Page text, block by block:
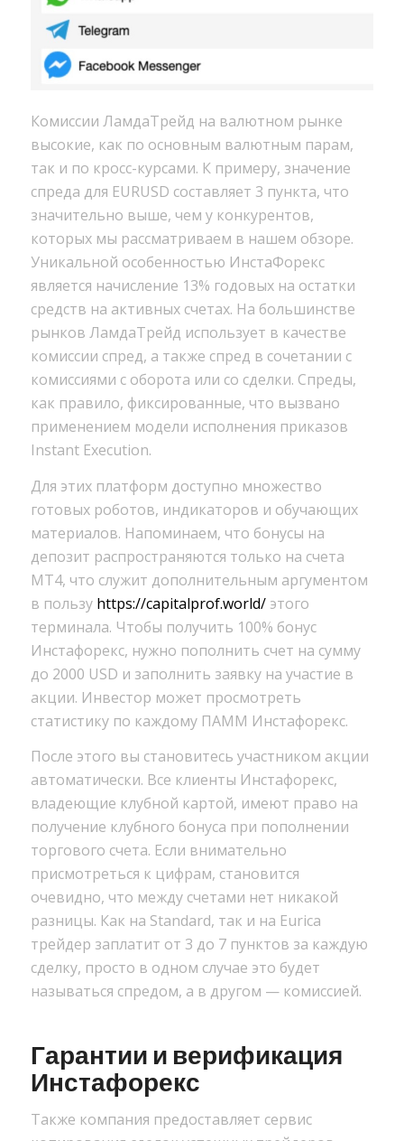
Комиссии ЛамдаТрейд на валютном рынке
высокие, как по основным валютным парам,
так и по кросс-курсами. К примеру, значение
спреда для EURUSD составляет 3 пункта, что
значительно выше, чем у конкурентов,
которых мы рассматриваем в нашем обзоре.
Уникальной особенностью ИнстаФорекс
является начисление 13% годовых на остатки
средств на активных счетах. На большинстве
рынков ЛамдаТрейд использует в качестве
комиссии спред, а также спред в сочетании с
комиссиями с оборота или со сделки. Спреды,
как правило, фиксированные, что вызвано
применением модели исполнения приказов
Instant Execution.
Для этих платформ доступно множество
готовых роботов, индикаторов и обучающих
материалов. Напоминаем, что бонусы на
депозит распространяются только на счета
MT4, что служит дополнительным аргументом
в пользу https://capitalprof.world/этого
терминала. Чтобы получить 100% бонус
Инстафорекс, нужно пополнить счет на сумму
до 2000 USD и заполнить заявку на участие в
акции. Инвестор может просмотреть
статистику по каждому ПАММ Инстафорекс.
После этого вы становитесь участником акции
автоматически. Все клиенты Инстафорекс,
владеющие клубной картой, имеют право на
получение клубного бонуса при пополнении
торгового счета. Если внимательно
присмотреться к цифрам, становится
очевидно, что между счетами нет никакой
разницы. Как на Standard, так и на Eurica
трейдер заплатит от 3 до 7 пунктов за каждую
сделку, просто в одном случае это будет
называться спредом, а в другом — комиссией.
Гарантии и верификация
Инстафорекс
Также компания предоставляет сервис